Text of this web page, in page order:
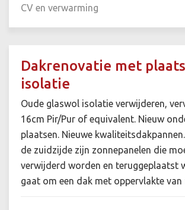
CV en verwarming
Dakrenovatie met
isolatie
Oude glaswol isolatie verwijderen,
16cm Pir/Pur of equivalent. Nieuw
plaatsen. Nieuwe
de zuidzijde zijn zonnepanelen die
verwijderd worden en teruggeplaatst
gaat om een dak met oppervlakte van